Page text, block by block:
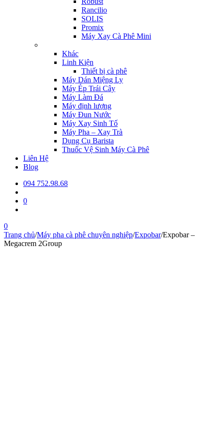
Rancilio
SOLIS
Promix
Máy Xay Cà Phê Mini
Khác
Linh Kiện
Thiết bị cà phê
Máy Dán Miệng Ly
Máy Ép Trái Cây
Máy Làm Đá
Máy định lượng
Máy Đun Nước
Máy Xay Sinh Tố
Máy Pha – Xay Trà
Dụng Cụ Barista
Thuốc Vệ Sinh Máy Cà Phê
Liên Hệ
Blog
094 752.98.68
0
0
Trang chủ/Máy pha cà phê chuyên nghiệp/Expobar/Expobar –
Megacrem 2Group